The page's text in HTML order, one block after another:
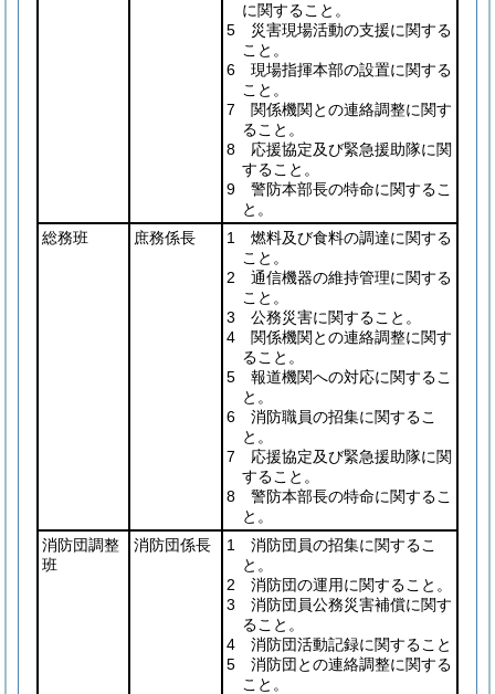
に関すること。
5 災害現場活動の支援に関する
こと。
6 現場指揮本部の設置に関する
こと。
7 関係機関との連絡調整に関す
ること。
8 応援協定及び緊急援助隊に関
すること。
9 警防本部長の特命に関するこ
と。
総務班
庶務係長
1 燃料及び食料の調達に関する
こと。
2 通信機器の維持管理に関する
こと。
3 公務災害に関すること。
4 関係機関との連絡調整に関す
ること。
5 報道機関への対応に関するこ
と。
6 消防職員の招集に関するこ
と。
7 応援協定及び緊急援助隊に関
すること。
8 警防本部長の特命に関するこ
と。
消防団調整
班
消防団係長
1 消防団員の招集に関するこ
と。
2 消防団の運用に関すること。
3 消防団員公務災害補償に関す
ること。
4 消防団活動記録に関すること
5 消防団との連絡調整に関する
こと。